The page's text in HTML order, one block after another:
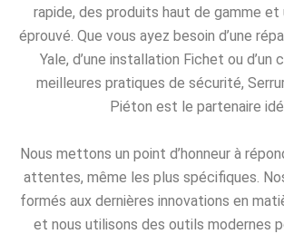
rapide, des produits haut de gamme et
éprouvé. Que vous ayez besoin d’une
Yale, d’une installation Fichet ou d’un
meilleures pratiques de sécurité,
Piéton est le partenaire
Nous mettons un point d’honneur à
attentes, même les plus spécifiques.
formés aux dernières innovations en
et nous utilisons des outils modernes